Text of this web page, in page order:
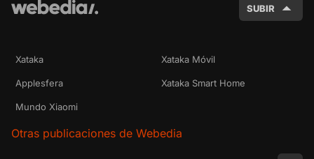
SUBIR
Xataka Xataka Móvil
Applesfera Xataka Smart Home
Mundo Xiaomi
Otras publicaciones de Webedia